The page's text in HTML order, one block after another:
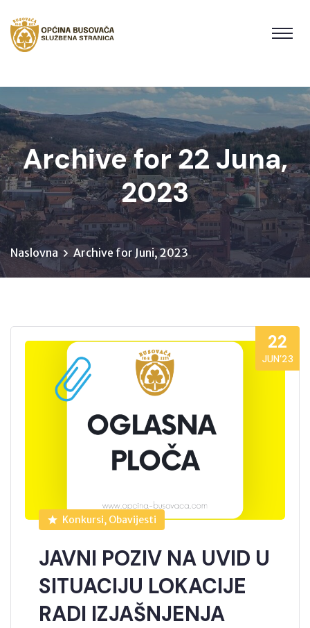
Archive for 22 Juna,
2023
Naslovna Archive for Juni, 2023
22
JUN’23
Konkursi, Obavijesti
JAVNI POZIV NA UVID U
SITUACIJU LOKACIJE
RADI IZJAŠNJENJA